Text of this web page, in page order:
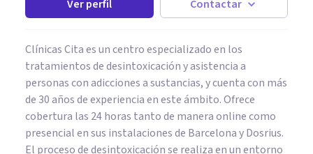
Ver perfil Contactar
Clínicas Cita es un centro especializado en los
tratamientos de desintoxicación y asistencia a
personas con adicciones a sustancias, y cuenta con más
de 30 años de experiencia en este ámbito. Ofrece
cobertura las 24 horas tanto de manera online como
presencial en sus instalaciones de Barcelona y Dosrius.
El proceso de desintoxicación se realiza en un entorno